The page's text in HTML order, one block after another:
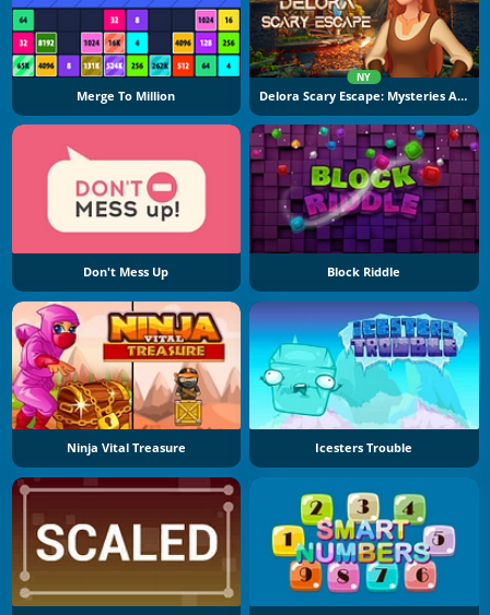
Merge To Million
NY
Delora Scary Escape: Mysteries Adventure
Don't Mess Up Block Riddle
Ninja Vital Treasure Icesters Trouble